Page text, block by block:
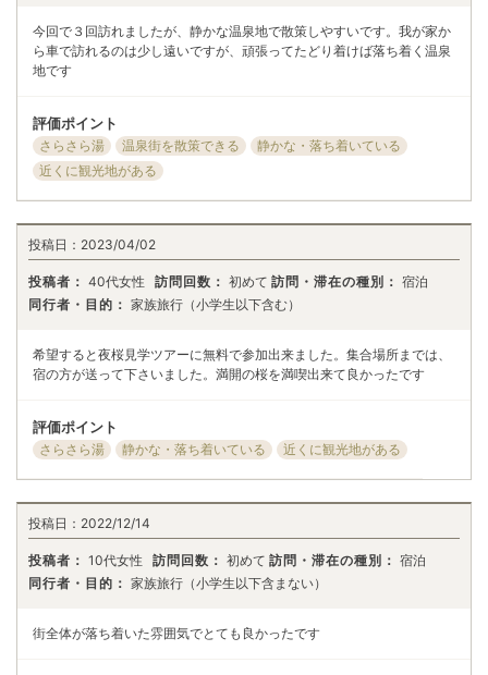
今回で３回訪れましたが、静かな温泉地で散策しやすいです。我が家か
ら車で訪れるのは少し遠いですが、頑張ってたどり着けば落ち着く温泉
地です
評価ポイント
さらさら湯 温泉街を散策できる
静かな・落ち着いている
近くに観光地がある
投稿日： 2023/04/02
投稿者： 40代女性 訪問回数： 初めて 訪問・滞在の種別： 宿泊
同行者・目的： 家族旅行（小学生以下含む）
希望すると夜桜見学ツアーに無料で参加出来ました。集合場所までは、
宿の方が送って下さいました。満開の桜を満喫出来て良かったです
評価ポイント
さらさら湯 静かな・落ち着いている 近くに観光地がある
投稿日： 2022/12/14
投稿者： 10代女性 訪問回数： 初めて 訪問・滞在の種別： 宿泊
同行者・目的： 家族旅行（小学生以下含まない）
街全体が落ち着いた雰囲気でとても良かったです